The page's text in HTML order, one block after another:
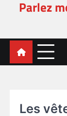
Parlez
Les